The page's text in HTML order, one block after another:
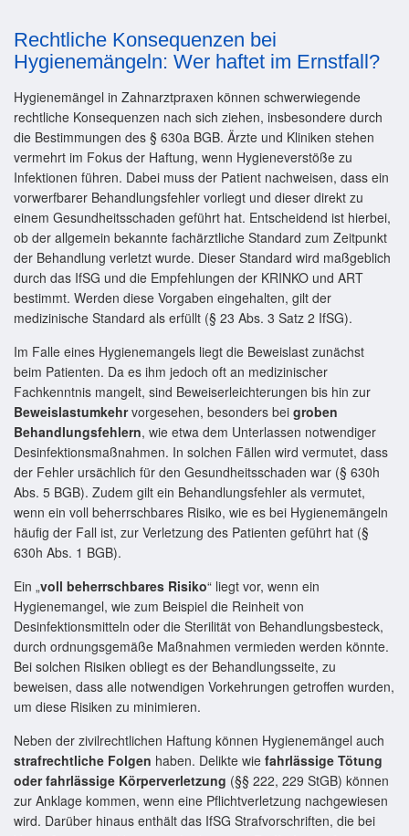
Rechtliche Konsequenzen bei
Hygienemängeln: Wer haftet im Ernstfall?
Hygienemängel in Zahnarztpraxen können schwerwiegende
rechtliche Konsequenzen nach sich ziehen, insbesondere durch
die Bestimmungen des § 630a BGB. Ärzte und Kliniken stehen
vermehrt im Fokus der Haftung, wenn Hygieneverstöße zu
Infektionen führen. Dabei muss der Patient nachweisen, dass ein
vorwerfbarer Behandlungsfehler vorliegt und dieser direkt zu
einem Gesundheitsschaden geführt hat. Entscheidend ist hierbei,
ob der allgemein bekannte fachärztliche Standard zum Zeitpunkt
der Behandlung verletzt wurde. Dieser Standard wird maßgeblich
durch das IfSG und die Empfehlungen der KRINKO und ART
bestimmt. Werden diese Vorgaben eingehalten, gilt der
medizinische Standard als erfüllt (§ 23 Abs. 3 Satz 2 IfSG).
Im Falle eines Hygienemangels liegt die Beweislast zunächst
beim Patienten. Da es ihm jedoch oft an medizinischer
Fachkenntnis mangelt, sind Beweiserleichterungen bis hin zur
Beweislastumkehrvorgesehen, besonders bei groben
Behandlungsfehlern, wie etwa dem Unterlassen notwendiger
Desinfektionsmaßnahmen. In solchen Fällen wird vermutet, dass
der Fehler ursächlich für den Gesundheitsschaden war (§ 630h
Abs. 5 BGB). Zudem gilt ein Behandlungsfehler als vermutet,
wenn ein voll beherrschbares Risiko, wie es bei Hygienemängeln
häufig der Fall ist, zur Verletzung des Patienten geführt hat (§
630h Abs. 1 BGB).
Ein „voll beherrschbares Risiko“ liegt vor, wenn ein
Hygienemangel, wie zum Beispiel die Reinheit von
Desinfektionsmitteln oder die Sterilität von Behandlungsbesteck,
durch ordnungsgemäße Maßnahmen vermieden werden könnte.
Bei solchen Risiken obliegt es der Behandlungsseite, zu
beweisen, dass alle notwendigen Vorkehrungen getroffen wurden,
um diese Risiken zu minimieren.
Neben der zivilrechtlichen Haftung können Hygienemängel auch
strafrechtliche Folgen haben. Delikte wie fahrlässige Tötung
oder fahrlässige Körperverletzung (§§ 222, 229 StGB) können
zur Anklage kommen, wenn eine Pflichtverletzung nachgewiesen
wird. Darüber hinaus enthält das IfSG Strafvorschriften, die bei